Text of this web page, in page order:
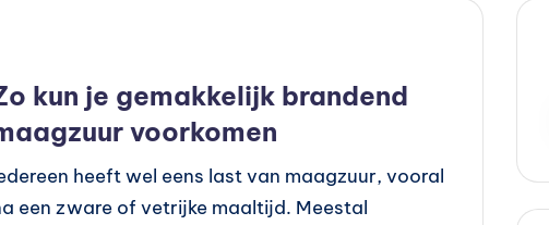
kun je gemakkelijk brandend
voorkomen
heeft wel eens last van maagzuur, vooral
een zware of vetrijke maaltijd. Meestal